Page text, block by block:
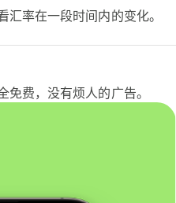
率在一段时间内的变化。
免费，没有烦人的广告。